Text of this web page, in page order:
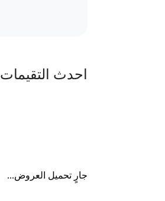
احدث التقيمات
جارٍ تحميل العروض...